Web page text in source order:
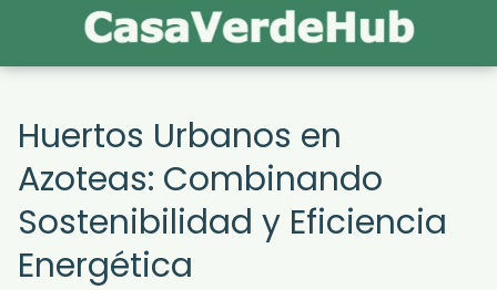
Huertos Urbanos en
Azoteas: Combinando
Sostenibilidad y Eficiencia
Energética